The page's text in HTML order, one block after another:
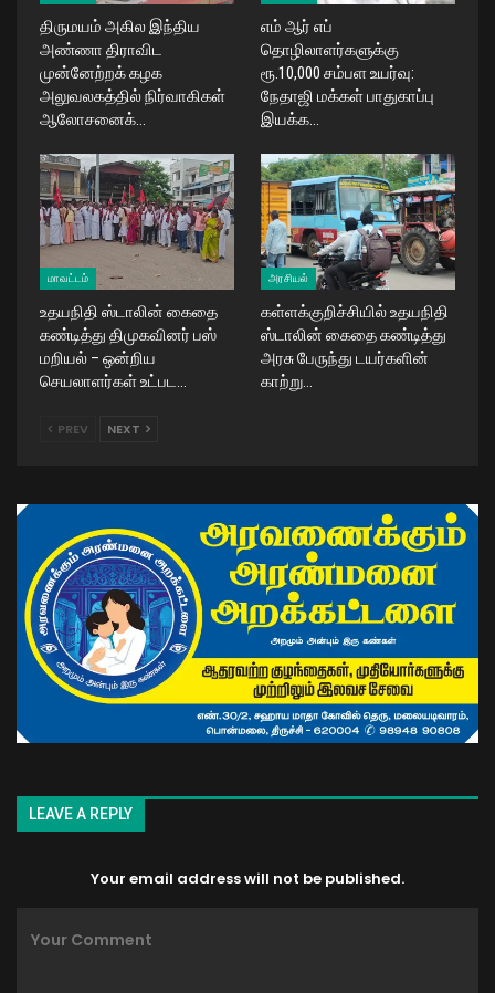
திருமயம் அகில இந்திய
அண்ணா திராவிட
முன்னேற்றக் கழக
அலுவலகத்தில் நிர்வாகிகள்
ஆலோசனைக்…
எம் ஆர் எப்
தொழிலாளர்களுக்கு
ரூ.10,000 சம்பள உயர்வு:
நேதாஜி மக்கள் பாதுகாப்பு
இயக்க…
மாவட்டம்
உதயநிதி ஸ்டாலின் கைதை
கண்டித்து திமுகவினர் பஸ்
மறியல் – ஒன்றிய
செயலாளர்கள் உட்பட…
அரசியல்
கள்ளக்குறிச்சியில் உதயநிதி
ஸ்டாலின் கைதை கண்டித்து
அரசு பேருந்து டயர்களின்
காற்று…
PREV NEXT
LEAVE A REPLY
Your email address will not be published.